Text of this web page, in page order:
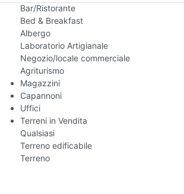
Bar/Ristorante
Bed & Breakfast
Albergo
Laboratorio Artigianale
Negozio/locale commerciale
Agriturismo
Magazzini
Capannoni
Uffici
Terreni in Vendita
Qualsiasi
Terreno edificabile
Terreno